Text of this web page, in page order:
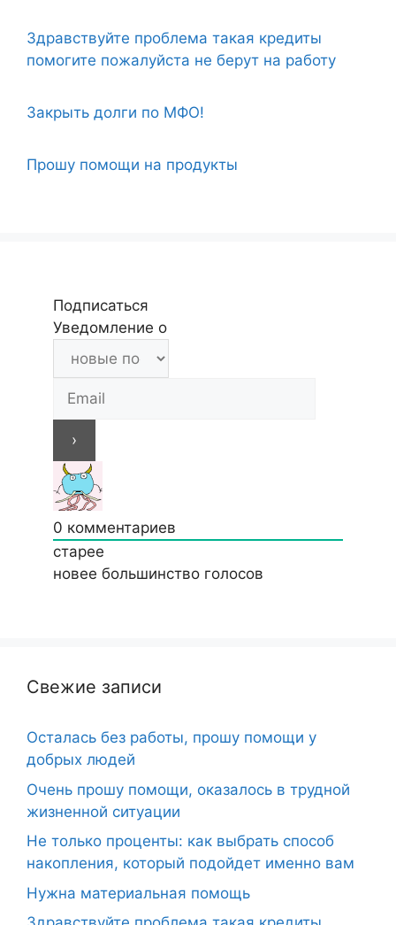
Здравствуйте проблема такая кредиты
помогите пожалуйста не берут на работу
Закрыть долги по МФО!
Прошу помощи на продукты
Подписаться
Уведомление о
0 комментариев
старее
новее большинство голосов
Свежие записи
Осталась без работы, прошу помощи у
добрых людей
Очень прошу помощи, оказалось в трудной
жизненной ситуации
Не только проценты: как выбрать способ
накопления, который подойдет именно вам
Нужна материальная помощь